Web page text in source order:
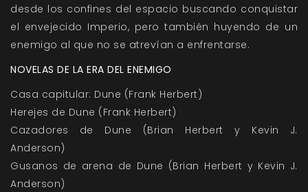
desde los confines del espacio buscando conquistar
el envejecido Imperio, pero también huyendo de un
enemigo al que no se atrevían a enfrentarse.
NOVELAS DE LA ERA DEL ENEMIGO
Casa capitular: Dune (Frank Herbert)
Herejes de Dune (Frank Herbert)
Cazadores de Dune (Brian Herbert y Kevin J.
Anderson)
Gusanos de arena de Dune (Brian Herbert y Kevin J.
Anderson)